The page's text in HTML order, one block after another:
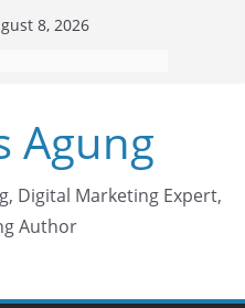
8, 2026
Agung
Digital Marketing Expert,
Author